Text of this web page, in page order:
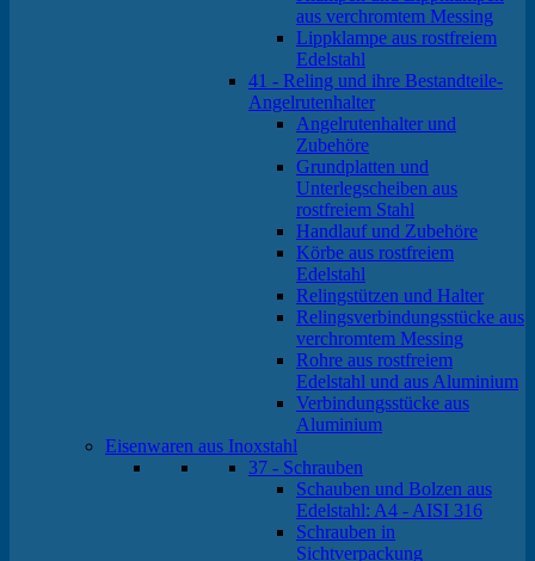
aus verchromtem Messing
Lippklampe aus rostfreiem
Edelstahl
41 - Reling und ihre Bestandteile-
Angelrutenhalter
Angelrutenhalter und
Zubehöre
Grundplatten und
Unterlegscheiben aus
rostfreiem Stahl
Handlauf und Zubehöre
Körbe aus rostfreiem
Edelstahl
Relingstützen und Halter
Relingsverbindungsstücke aus
verchromtem Messing
Rohre aus rostfreiem
Edelstahl und aus Aluminium
Verbindungsstücke aus
Aluminium
Eisenwaren aus Inoxstahl
37 - Schrauben
Schauben und Bolzen aus
Edelstahl: A4 - AISI 316
Schrauben in
Sichtverpackung